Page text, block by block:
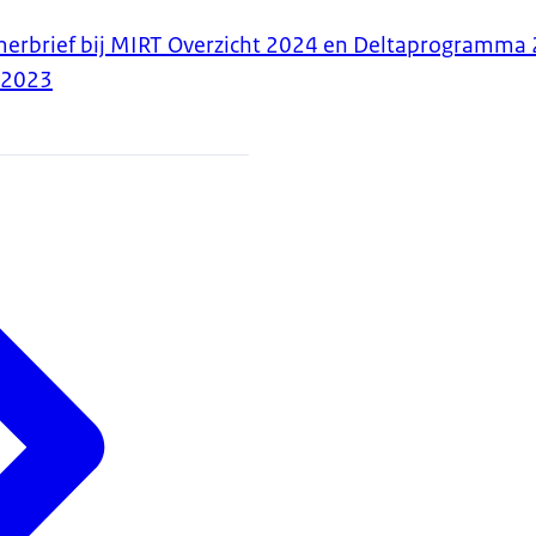
bij MIRT Overzicht 2024 en Deltaprogramma